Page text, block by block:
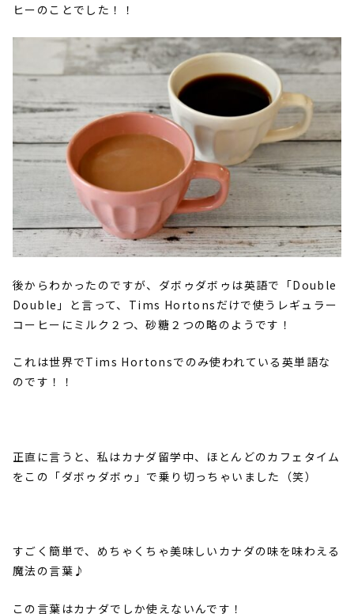
ヒーのことでした！！
後からわかったのですが、ダボゥダボゥは英語で「Double
Double 」と言って、 Tims Hortons だけで使うレギュラー
コーヒーにミルク２つ、砂糖２つの略のようです！
これは世界でTims Hortonsでのみ使われている英単語な
のです！！
正直に言うと、私はカナダ留学中、ほとんどのカフェタイム
をこの「ダボゥダボゥ」で乗り切っちゃいました（笑）
すごく簡単で、めちゃくちゃ美味しいカナダの味を味わえる
魔法の言葉♪
この言葉はカナダでしか使えないんです！